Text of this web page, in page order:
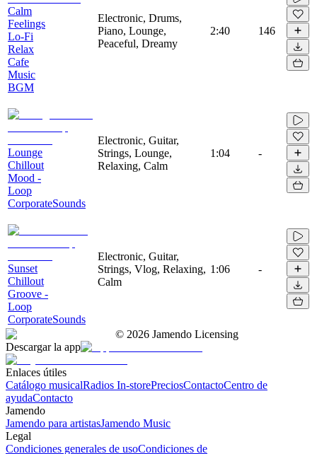
Calm
Feelings
Lo-Fi
Relax
Cafe
Music
BGM
Electronic, Drums,
Piano, Lounge,
Peaceful, Dreamy
2:40 146
Lounge
Chillout
Mood -
Loop
CorporateSounds
Electronic, Guitar,
Strings, Lounge,
Relaxing, Calm
1:04 -
Sunset
Chillout
Groove -
Loop
CorporateSounds
Electronic, Guitar,
Strings, Vlog, Relaxing,
Calm
1:06 -
© 2026 Jamendo Licensing
Descargar la app
Enlaces útiles
Catálogo musicalRadios In-storePreciosContactoCentro de
ayudaContacto
Jamendo
Jamendo para artistasJamendo Music
Legal
Condiciones generales de usoCondiciones de